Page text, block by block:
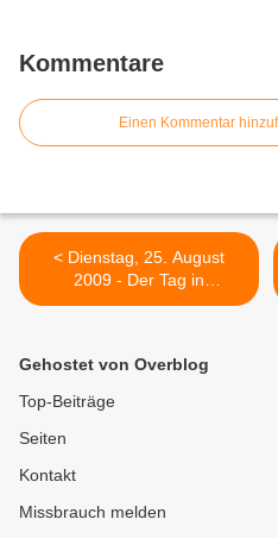
Kommentare
Einen Kommentar
< Dienstag, 25. August
2009 - Der Tag in
Stichworten
Gehostet von Overblog
Top-Beiträge
Seiten
Kontakt
Missbrauch melden